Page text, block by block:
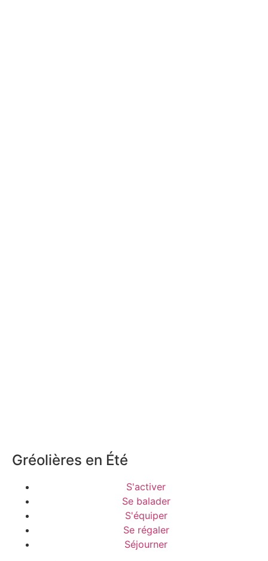
Gréolières en Été
S'activer
Se balader
S'équiper
Se régaler
Séjourner